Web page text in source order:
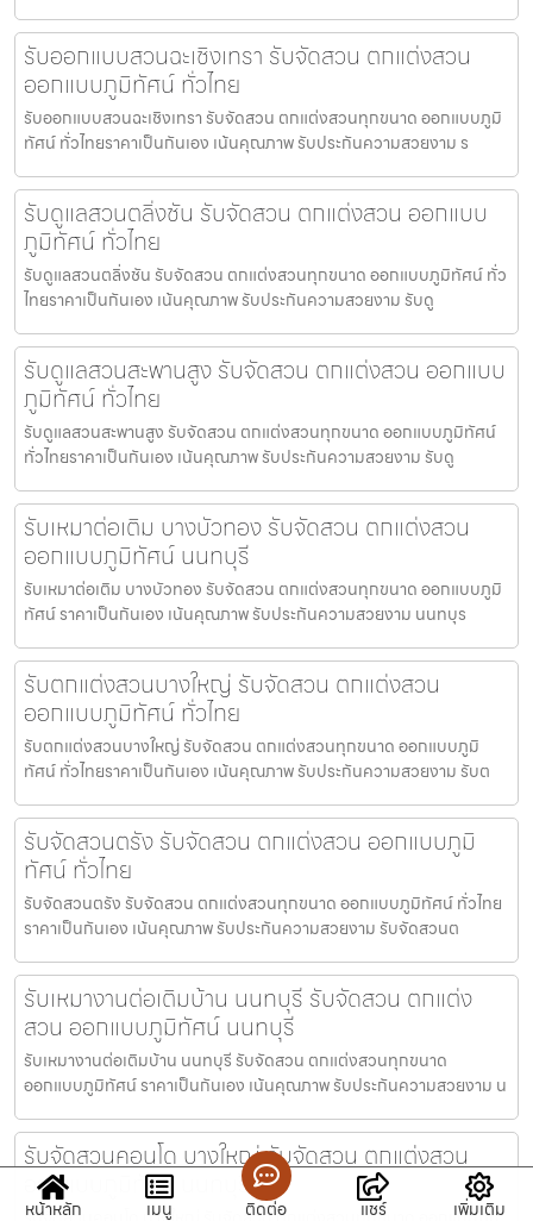
รับออกแบบสวนฉะเชิงเทรา รับจัดสวน ตกแต่งสวน
ออกแบบภูมิทัศน์ ทั่วไทย
รับออกแบบสวนฉะเชิงเทรา รับจัดสวน ตกแต่งสวนทุกขนาด ออกแบบภูมิ
ทัศน์ ทั่วไทยราคาเป็นกันเอง เน้นคุณภาพ รับประกันความสวยงาม ร
รับดูแลสวนตลิ่งชัน รับจัดสวน ตกแต่งสวน ออกแบบ
ภูมิทัศน์ ทั่วไทย
รับดูแลสวนตลิ่งชัน รับจัดสวน ตกแต่งสวนทุกขนาด ออกแบบภูมิทัศน์ ทั่ว
ไทยราคาเป็นกันเอง เน้นคุณภาพ รับประกันความสวยงาม รับดู
รับดูแลสวนสะพานสูง รับจัดสวน ตกแต่งสวน ออกแบบ
ภูมิทัศน์ ทั่วไทย
รับดูแลสวนสะพานสูง รับจัดสวน ตกแต่งสวนทุกขนาด ออกแบบภูมิทัศน์
ทั่วไทยราคาเป็นกันเอง เน้นคุณภาพ รับประกันความสวยงาม รับดู
รับเหมาต่อเติม บางบัวทอง รับจัดสวน ตกแต่งสวน
ออกแบบภูมิทัศน์ นนทบุรี
รับเหมาต่อเติม บางบัวทอง รับจัดสวน ตกแต่งสวนทุกขนาด ออกแบบภูมิ
ทัศน์ ราคาเป็นกันเอง เน้นคุณภาพ รับประกันความสวยงาม นนทบุร
รับตกแต่งสวนบางใหญ่ รับจัดสวน ตกแต่งสวน
ออกแบบภูมิทัศน์ ทั่วไทย
รับตกแต่งสวนบางใหญ่ รับจัดสวน ตกแต่งสวนทุกขนาด ออกแบบภูมิ
ทัศน์ ทั่วไทยราคาเป็นกันเอง เน้นคุณภาพ รับประกันความสวยงาม รับต
รับจัดสวนตรัง รับจัดสวน ตกแต่งสวน ออกแบบภูมิ
ทัศน์ ทั่วไทย
รับจัดสวนตรัง รับจัดสวน ตกแต่งสวนทุกขนาด ออกแบบภูมิทัศน์ ทั่วไทย
ราคาเป็นกันเอง เน้นคุณภาพ รับประกันความสวยงาม รับจัดสวนต
รับเหมางานต่อเติมบ้าน นนทบุรี รับจัดสวน ตกแต่ง
สวน ออกแบบภูมิทัศน์ นนทบุรี
รับเหมางานต่อเติมบ้าน นนทบุรี รับจัดสวน ตกแต่งสวนทุกขนาด
ออกแบบภูมิทัศน์ ราคาเป็นกันเอง เน้นคุณภาพ รับประกันความสวยงาม น
รับจัดสวนคอนโด บางใหญ่ รับจัดสวน ตกแต่งสวน
ออกแบบภูมิทัศน์ นนทบุรี
หน้าหลัก เมนู ติดต่อ แชร์ เพิ่มเติม